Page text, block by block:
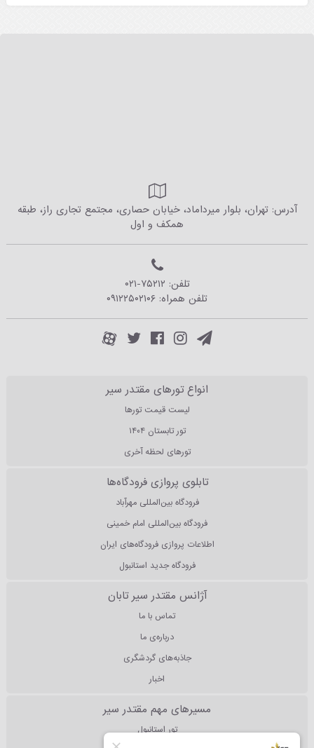
آدرس: تهران، بلوار میرداماد، خیابان حصاری، مجتمع تجاری راز، طبقه
همکف و اول
تلفن: ۰۲۱-۷۵۲۱۲
تلفن همراه: ۰۹۱۲۲۵۰۲۱۰۶
انواع تورهای مقتدر سیر
لیست قیمت تورها
تور تابستان ۱۴۰۴
تورهای لحظه آخری
تابلوی پروازی فرودگاه‌ها
فرودگاه بین‌المللی مهرآباد
فرودگاه بین‌المللی امام خمینی
اطلاعات پروازی فرودگاه‌های ایران
فرودگاه جدید استانبول
آژانس مقتدر سیر تابان
تماس با ما
درباره‌ی ما
جاذبه‌های گردشگری
اخبار
مسیرهای مهم مقتدر سیر
تور استانبول